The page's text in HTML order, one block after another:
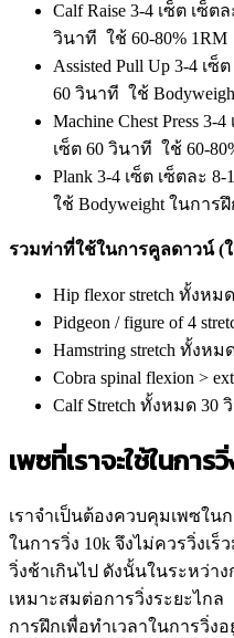
Calf Raise 3-4 เซ็ต เซ็
วินาที ใช้ 60-80% 1RM
Assisted Pull Up 3-4 เ
60 วินาที ใช้
Machine Chest Press
เซ็ต 60 วินาที ใช้ 60-
Plank 3-4 เซ็ต เซ็ตละ
ใช้ Bodyweight ในการฝึ
รวมท่าที่ใช้ในการคูลดาวน์ (
Hip flexor stretch ทั้งหม
Pidgeon / figure of 4
Hamstring stretch ทั้งห
Cobra spinal flexion >
Calf Stretch ทั้งหมด 30
เพซที่เราจะใช้ในการ
เราจำเป็นต้องควบคุมเพซใน
ในการวิ่ง 10k จึงไม่ควรวิ่งเ
วิ่งช้าเกินไป ดังนั้นในระหว่า
เหมาะสมต่อการวิ่งระยะไก
การฝึกเพื่อทำเวลาในการวิ่ง